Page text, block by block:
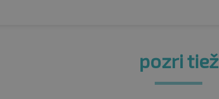
pozri tiež